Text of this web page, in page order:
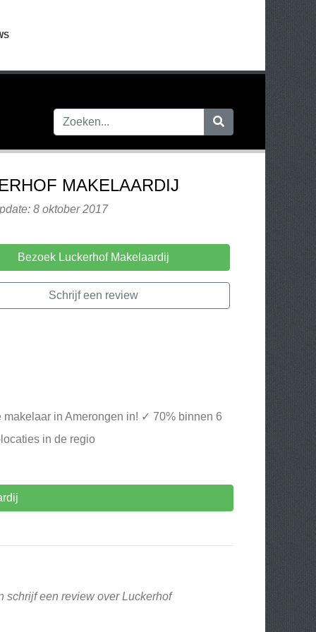
MAKELAARDIJ
8 oktober 2017
Bezoek Luckerhof Makelaardij
Schrijf een review
in Amerongen in! ✓ 70% binnen 6
in de regio
schrijf een review over Luckerhof